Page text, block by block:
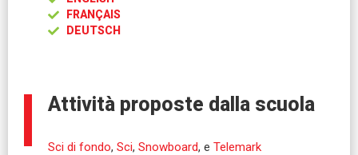
FRANÇAIS
DEUTSCH
Attività proposte dalla scuola
Sci di fondo, Sci, Snowboard, e Telemark